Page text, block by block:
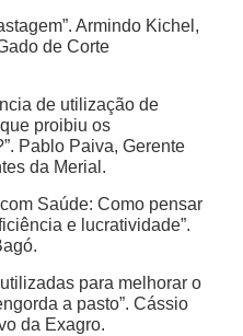
Armindo Kichel,
de Corte
de utilização de
proibiu os
Pablo Paiva, Gerente
da Merial.
Saúde: Como pensar
e lucratividade”.
para melhorar o
a pasto”. Cássio
da Exagro.